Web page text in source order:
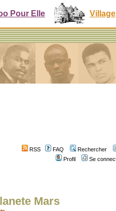
Pour Elle Village
RSS FAQ
Rechercher
Profil
Se
Mars